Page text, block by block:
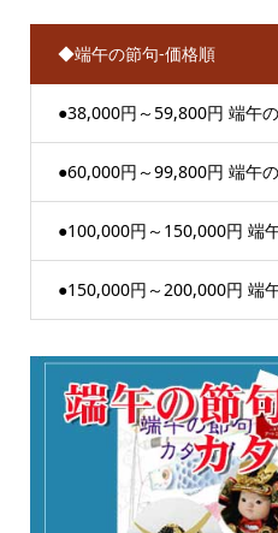
◆端午の節句-価格順
●38,000円～59,800円 端午
●60,000円～99,800円 端午
●100,000円～150,000円 端
●150,000円～200,000円 端